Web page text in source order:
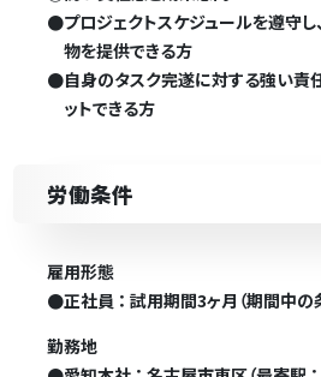
●プロジェクトスケジュールを遵守
物を提供できる方
●自身のタスク完遂に対する強い責
ットできる方
労働条件
雇用形態
●正社員 ： 試用期間3ヶ月（期間中の
勤務地